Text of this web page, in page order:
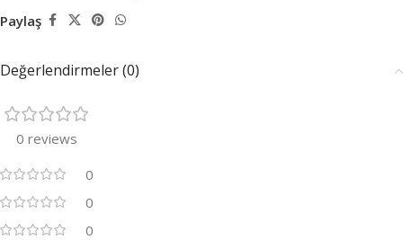
Paylaş
Değerlendirmeler (0)
0 reviews
0
0
0